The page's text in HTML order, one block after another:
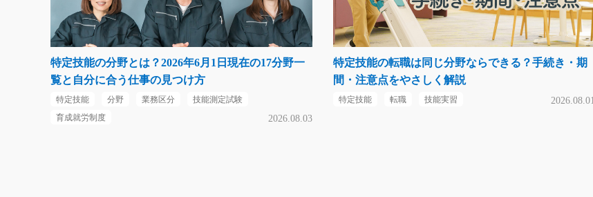
特定技能の分野とは？2026年6月1日現在の17分野一
覧と自分に合う仕事の見つけ方
特定技能 分野 業務区分
技能測定試験
育成就労制度
2026.08.03
特定技能の転職は同じ分野ならできる？手続き・期
間・注意点をやさしく解説
特定技能 転職 技能実習 2026.08.01